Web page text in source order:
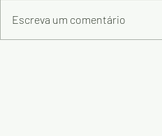
O futuro do trabalho
Escreva um comentário